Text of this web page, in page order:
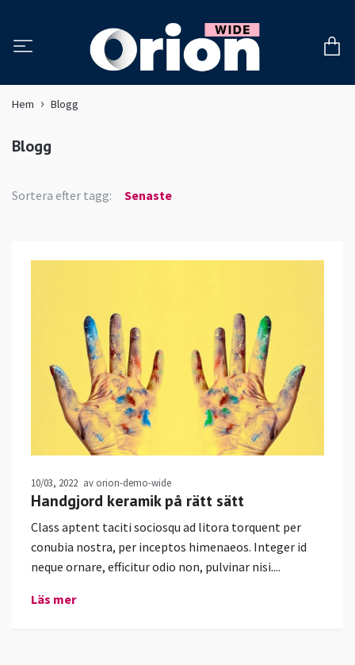
Hem Blogg
Blogg
Sortera efter tagg: Senaste
10/03, 2022 av orion-demo-wide
Handgjord keramik på rätt sätt
Class aptent taciti sociosqu ad litora torquent per
conubia nostra, per inceptos himenaeos. Integer id
neque ornare, efficitur odio non, pulvinar nisi....
Läs mer